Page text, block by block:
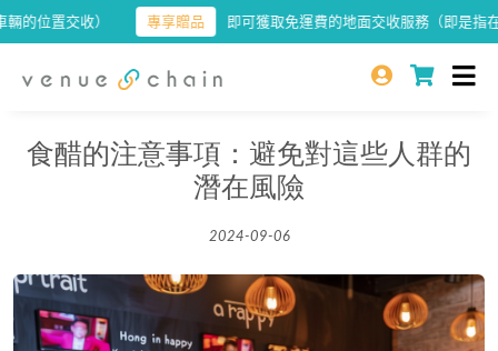
置交收） 專享贈品 即可獲取免運費的地面交收服務（即是指在屋
食醋的注意事項：避免對這些人群的
潛在風險
2024-09-06